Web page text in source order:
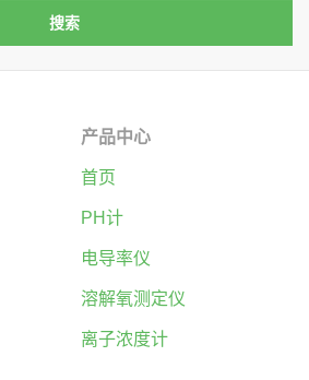
产品中心
首页
PH计
电导率仪
溶解氧测定仪
离子浓度计